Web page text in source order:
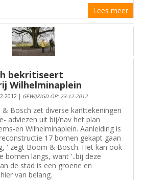
Lees meer
bekritiseert
Wilhelminaplein
2012 | GEWIJZIGD OP: 23-12-2012
Bosch zet diverse kanttekeningen
adviezen uit bij/nav het plan
en Wilhelminaplein. Aanleiding is
17 bomen gekapt gaan
' zegt Boom & Bosch. Het kan ook
bomen langs, want '..bij deze
de stad is een groene en
van belang.